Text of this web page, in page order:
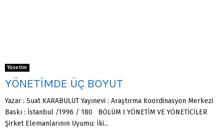
Yönetim
YÖNETİMDE ÜÇ BOYUT
Yazar : Suat KARABULUT Yayınevi : Araştırma Koordinasyon Merkezi
Baskı : İstanbul /1996 / 180 BÖLÜM I YÖNETİM VE YÖNETİCİLER
Şirket Elemanlarının Uyumu: İki...